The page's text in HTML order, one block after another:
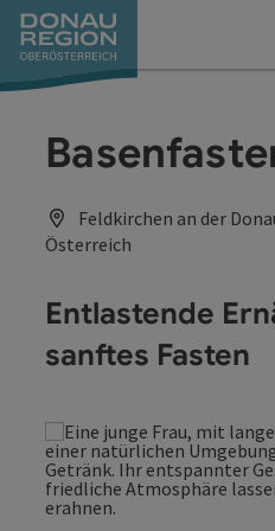
Zum Inhalt
Zur Navigation
Zum Seitenanfang
Zur Kontaktseite
Zum Impressum
Zur Startseite
Feldkirchen an der
Österreich
Entlastende
sanftes Fasten